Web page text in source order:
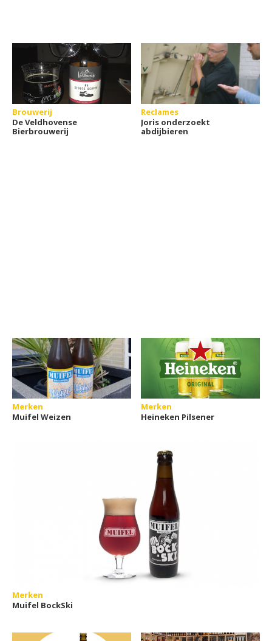
Brouwerij
De Veldhovense
Bierbrouwerij
Reclames
Joris onderzoekt
abdijbieren
Merken
Muifel Weizen
Merken
Heineken Pilsener
Merken
Muifel BockSki